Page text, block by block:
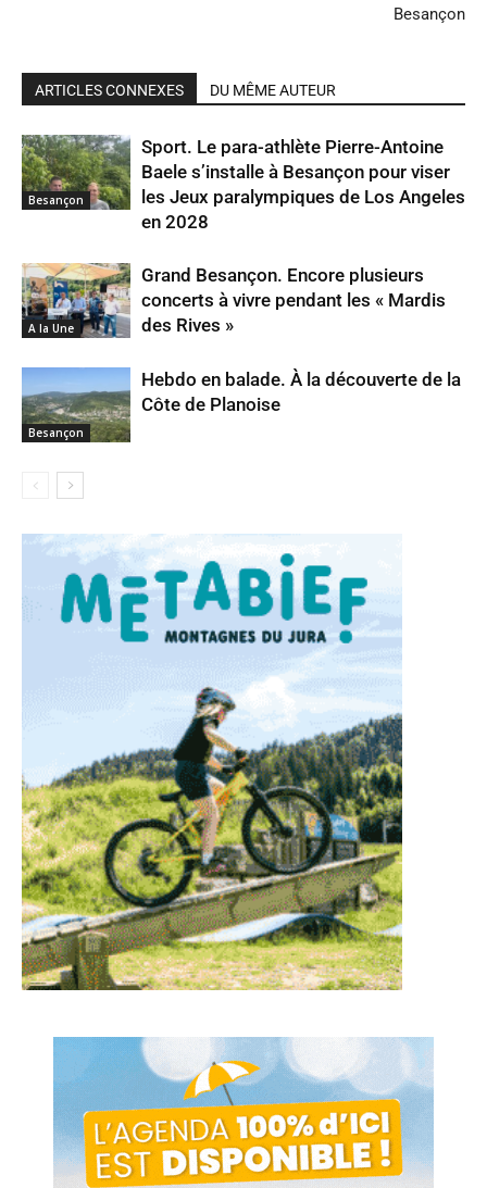
Besançon
ARTICLES CONNEXES DU MÊME AUTEUR
Besançon
Sport. Le para-athlète Pierre-Antoine
Baele s’installe à Besançon pour viser
les Jeux paralympiques de Los Angeles
en 2028
A la Une
Grand Besançon. Encore plusieurs
concerts à vivre pendant les « Mardis
des Rives »
Besançon
Hebdo en balade. À la découverte de la
Côte de Planoise